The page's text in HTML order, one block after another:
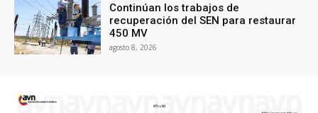
Continúan los trabajos de
recuperación del SEN para restaurar
450 MV
agosto 8, 2026